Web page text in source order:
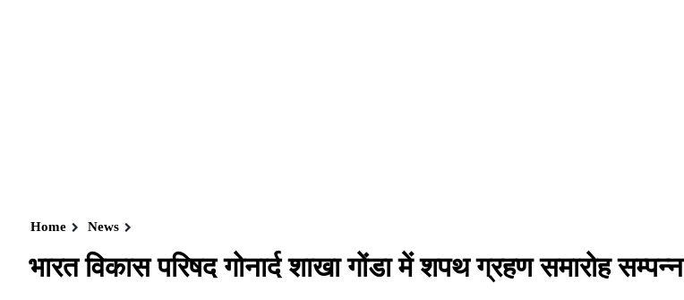
Home News
भारत विकास परिषद गोनार्द शाखा गोंडा में शपथ ग्रहण समारोह सम्पन्न